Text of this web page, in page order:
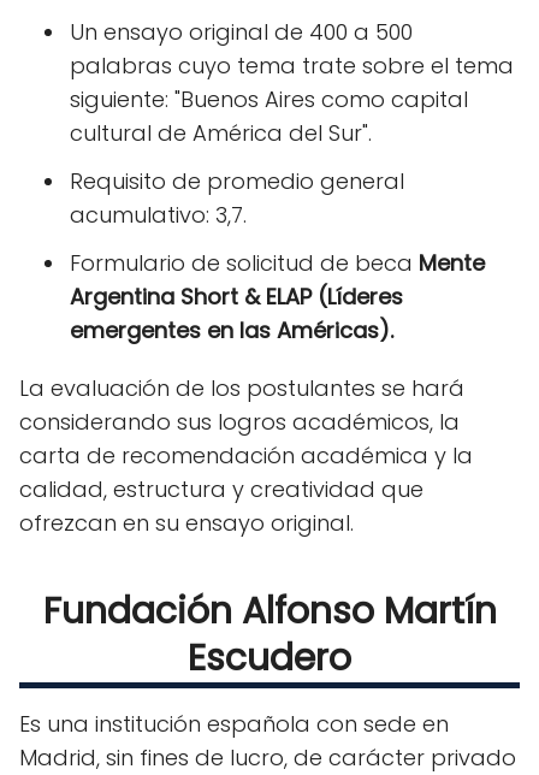
Un ensayo original de 400 a 500
palabras cuyo tema trate sobre el tema
siguiente: "Buenos Aires como capital
cultural de América del Sur".
Requisito de promedio general
acumulativo: 3,7.
Formulario de solicitud de beca Mente
Argentina Short & ELAP (Líderes
emergentes en las Américas).
La evaluación de los postulantes se hará
considerando sus logros académicos, la
carta de recomendación académica y la
calidad, estructura y creatividad que
ofrezcan en su ensayo original.
Fundación Alfonso Martín
Escudero
Es una institución española con sede en
Madrid, sin fines de lucro, de carácter privado